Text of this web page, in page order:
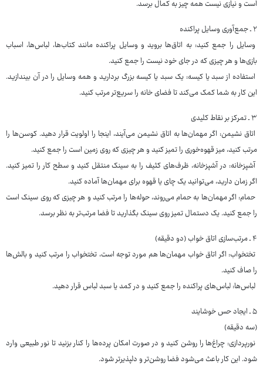
است و نیازی نیست همه چیز به کمال برسد.
۲ ـ جمع‌آوری وسایل پراکنده
وسایل را جمع کنید: به اتاق‌ها بروید و وسایل پراکنده مانند کتاب‌ها، لباس‌ها، اسباب
بازی‌ها و هر چیزی که در جای خود نیست را جمع کنید.
استفاده از سبد یا کیسه: یک سبد یا کیسه بزرگ بردارید و همه وسایل را در آن بیندازید.
این کار به شما کمک می‌کند تا فضای خانه را سریع‌تر مرتب کنید.
۳ ـ تمرکز بر نقاط کلیدی
اتاق نشیمن: اگر مهمان‌ها به اتاق نشیمن می‌آیند، اینجا را اولویت قرار دهید. کوسن‌ها را
مرتب کنید، میز قهوه‌خوری را تمیز کنید و هر چیزی که روی زمین است را جمع کنید.
آشپزخانه: در آشپزخانه، ظرف‌های کثیف را به سینک منتقل کنید و سطح کار را تمیز کنید.
اگر زمان دارید، می‌توانید یک چای یا قهوه برای مهمان‌ها آماده کنید.
حمام: اگر مهمان‌ها به حمام می‌روند، حوله‌ها را مرتب کنید و هر چیزی که روی سینک است
را جمع کنید. یک دستمال تمیز روی سینک بگذارید تا فضا مرتب‌تر به نظر برسد.
۴ ـ مرتب‌سازی اتاق خواب (دو دقیقه)
تختخواب: اگر اتاق خواب مهمان‌ها هم مورد توجه است، تختخواب را مرتب کنید و بالش‌ها
را صاف کنید.
لباس‌ها: لباس‌های پراکنده را جمع کنید و در کمد یا سبد لباس قرار دهید.
۵ ـ ایجاد حس خوشایند
(سه دقیقه)
نورپردازی: چراغ‌ها را روشن کنید و در صورت امکان پرده‌ها را کنار بزنید تا نور طبیعی وارد
شود. این کار باعث می‌شود فضا روشن‌تر و دلپذیرتر شود.